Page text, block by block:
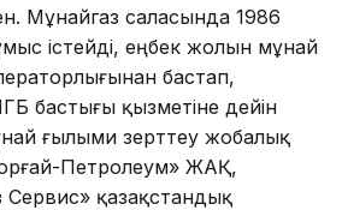
Мұнайгаз саласында 1986
істейді, еңбек жолын мұнай
бастап,
бастығы қызметіне дейін
ғылыми зерттеу жобалық
Петролеум» ЖАҚ,
қазақстандық